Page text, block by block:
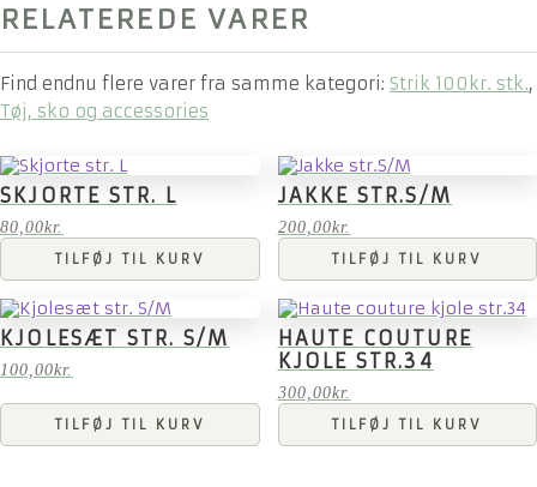
RELATEREDE VARER
Find endnu flere varer fra samme kategori: Strik 100kr. stk.,
Tøj, sko og accessories
SKJORTE STR. L
80,00kr.
TILFØJ TIL KURV
JAKKE STR.S/M
200,00kr.
TILFØJ TIL KURV
KJOLESÆT STR. S/M
100,00kr.
TILFØJ TIL KURV
HAUTE COUTURE
KJOLE STR.34
300,00kr.
TILFØJ TIL KURV